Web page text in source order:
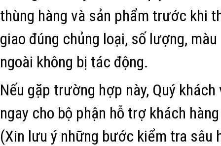
thùng hàng và sản phẩm trước khi
giao đúng chủng loại, số lượng,
ngoài không bị tác động.
Nếu gặp trường hợp này, Quý
ngay cho bộ phận hỗ trợ khách
(Xin lưu ý những bước kiểm tra